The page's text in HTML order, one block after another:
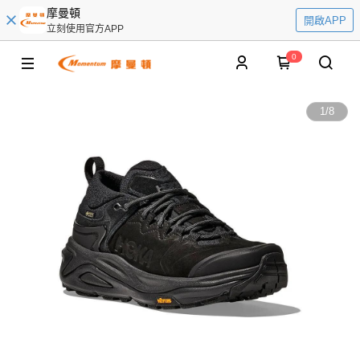
摩曼頓
立刻使用官方APP
開啟APP
0
1/8